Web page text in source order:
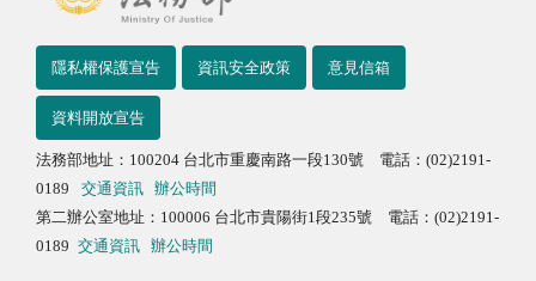
隱私權保護宣告 資訊安全政策 意見信箱
資料開放宣告
法務部地址：100204 台北市重慶南路一段130號 電話：(02)2191-
0189
交通資訊
辦公時間
第二辦公室地址：100006 台北市貴陽街1段235號 電話：(02)2191-
0189 交通資訊 辦公時間